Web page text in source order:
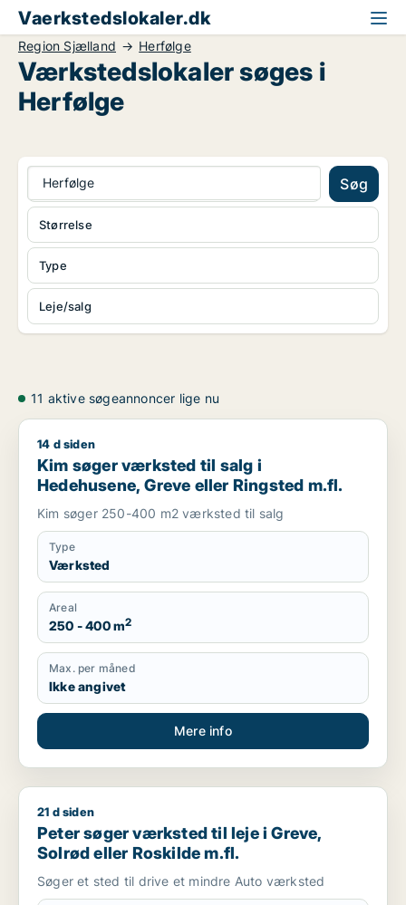
Vaerkstedslokaler.dk
Region Sjælland Herfølge
Værkstedslokaler søges i
Herfølge
Herfølge Søg
Type
Leje/salg
Størrelse
11 aktive søgeannoncer lige nu
Kim søger værksted til salg i Hedehusene, Greve eller
14 d siden
Kim søger værksted til salg i
Hedehusene, Greve eller Ringsted m.fl.
Kim søger 250-400 m2 værksted til salg
Type
Værksted
Areal
250 - 400 m2
Max. per måned
Ikke angivet
Mere info
Peter søger værksted til leje i Greve, Solrød eller Roskilde
21 d siden
Peter søger værksted til leje i Greve,
Solrød eller Roskilde m.fl.
Søger et sted til drive et mindre Auto værksted